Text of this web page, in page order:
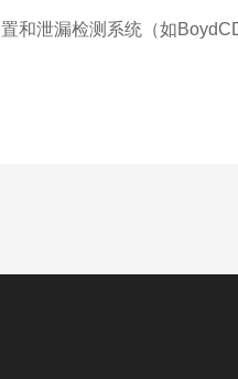
和泄漏检测系统（如